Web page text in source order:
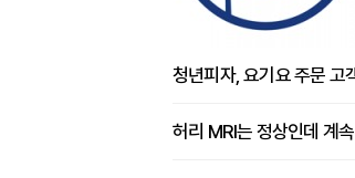
청년피자, 요기요 주문 고